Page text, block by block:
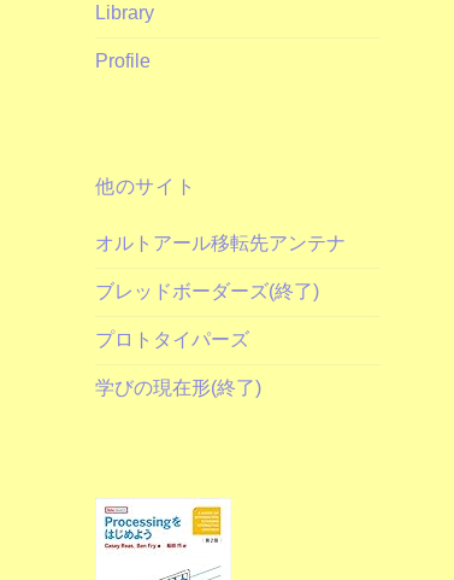
Library
Profile
他のサイト
オルトアール移転先アンテナ
ブレッドボーダーズ(終了)
プロトタイパーズ
学びの現在形(終了)